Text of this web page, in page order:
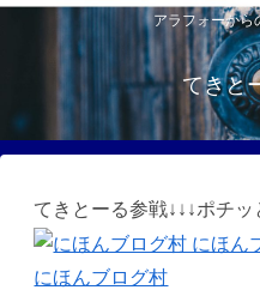
アラフォーから
てきと
てきとーる参戦↓↓↓ポチッ
にほんブログ村